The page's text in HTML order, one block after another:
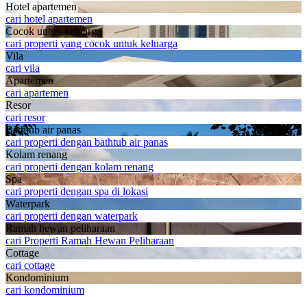
Hotel apartemen
cari hotel apartemen
Cocok untuk keluarga
cari properti yang cocok untuk keluarga
Vila
cari vila
Apartemen
cari apartemen
Resor
cari resor
Bathtub air panas
cari properti dengan bathtub air panas
Kolam renang
cari properti dengan kolam renang
Spa
cari properti dengan spa di lokasi
Waterpark
cari properti dengan waterpark
Ramah hewan peliharaan
cari Properti Ramah Hewan Peliharaan
Cottage
cari cottage
Kondominium
cari kondominium